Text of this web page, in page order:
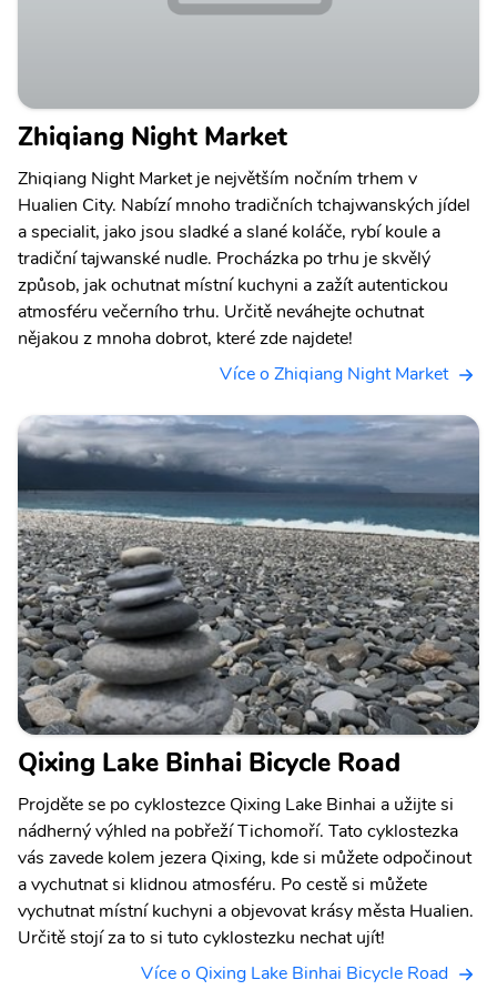
Zhiqiang Night Market
Zhiqiang Night Market je největším nočním trhem v
Hualien City. Nabízí mnoho tradičních tchajwanských jídel
a specialit, jako jsou sladké a slané koláče, rybí koule a
tradiční tajwanské nudle. Procházka po trhu je skvělý
způsob, jak ochutnat místní kuchyni a zažít autentickou
atmosféru večerního trhu. Určitě neváhejte ochutnat
nějakou z mnoha dobrot, které zde najdete!
Více o Zhiqiang Night Market
Qixing Lake Binhai Bicycle Road
Projděte se po cyklostezce Qixing Lake Binhai a užijte si
nádherný výhled na pobřeží Tichomoří. Tato cyklostezka
vás zavede kolem jezera Qixing, kde si můžete odpočinout
a vychutnat si klidnou atmosféru. Po cestě si můžete
vychutnat místní kuchyni a objevovat krásy města Hualien.
Určitě stojí za to si tuto cyklostezku nechat ujít!
Více o Qixing Lake Binhai Bicycle Road